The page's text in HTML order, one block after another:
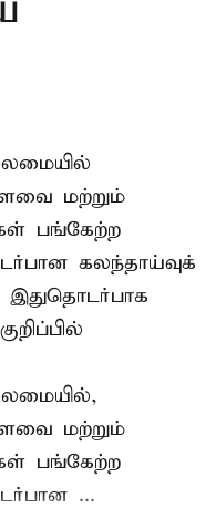
மற்றும்
பங்கேற்ற
கலந்தாய்வுக்
இதுதொடர்பாக
மற்றும்
பங்கேற்ற
...